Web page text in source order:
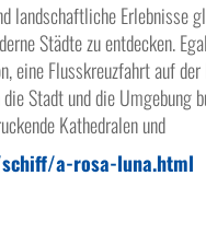
landschaftliche Erlebnisse
Städte zu entdecken.
Flusskreuzfahrt auf
Stadt und die Umgebung
Kathedralen und
a-rosa-luna.html